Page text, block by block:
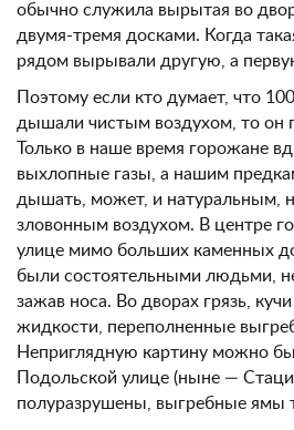
обычно служила вырытая во
двумя-тремя досками. Когда
рядом вырывали другую, а
Поэтому если кто думает, что
дышали чистым воздухом, то он
Только в наше время горожане
выхлопные газы, а нашим
дышать, может, и натуральным,
зловонным воздухом. В центре
улице мимо больших каменных
были состоятельными людьми,
зажав носа. Во дворах грязь,
жидкости, переполненные
Неприглядную картину можно
Подольской улице (ныне —
полуразрушены, выгребные ямы